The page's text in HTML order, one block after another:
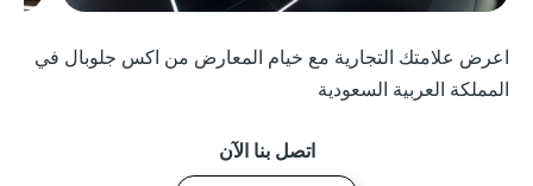
اعرض علامتك التجارية مع خيام المعارض من اكس جلوبال في
المملكة العربية السعودية
اتصل بنا الآن